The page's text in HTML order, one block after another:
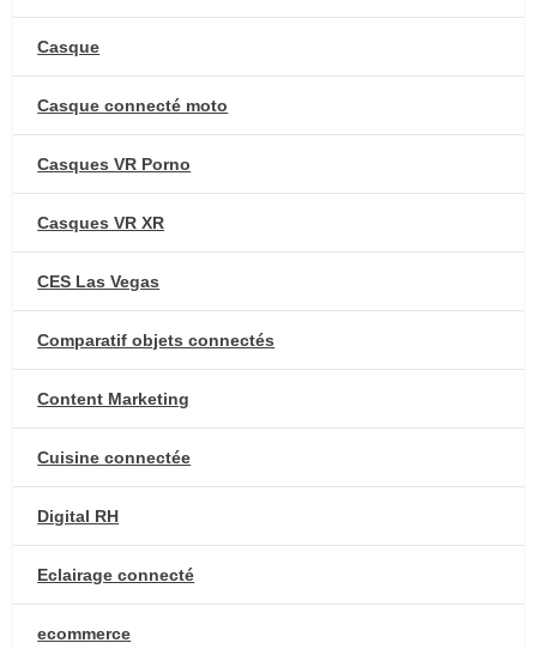
Casque
Casque connecté moto
Casques VR Porno
Casques VR XR
CES Las Vegas
Comparatif objets connectés
Content Marketing
Cuisine connectée
Digital RH
Eclairage connecté
ecommerce